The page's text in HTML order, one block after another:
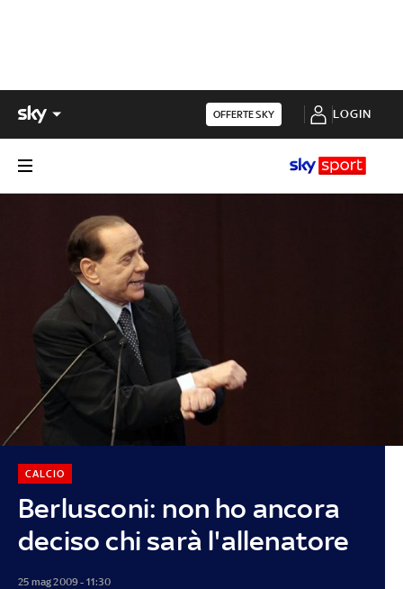
OFFERTE SKY LOGIN
Berlusconi: non ho ancora
deciso chi sarà l'allenatore
CALCIO
25 mag 2009 - 11:30